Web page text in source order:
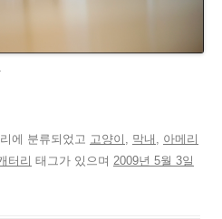
에 분류되었고 고양이 , 막내 , 아메리
터리 태그가 있으며 2009년 5월 3일